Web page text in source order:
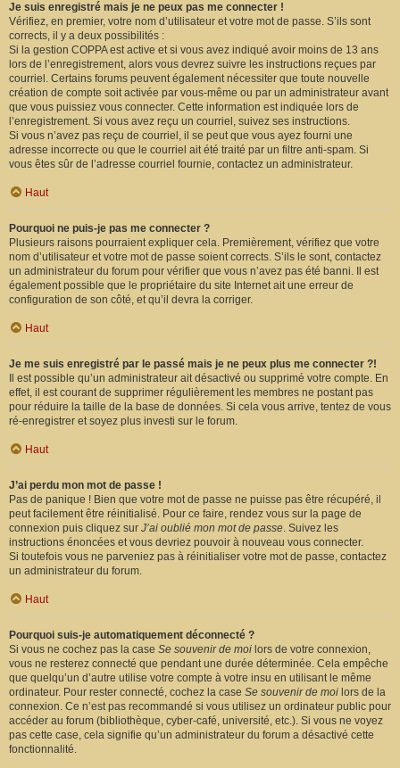
Je suis enregistré mais je ne peux pas me connecter !
Vérifiez, en premier, votre nom d’utilisateur et votre mot de passe. S’ils sont
corrects, il y a deux possibilités :
Si la gestion COPPA est active et si vous avez indiqué avoir moins de 13 ans
lors de l’enregistrement, alors vous devrez suivre les instructions reçues par
courriel. Certains forums peuvent également nécessiter que toute nouvelle
création de compte soit activée par vous-même ou par un administrateur avant
que vous puissiez vous connecter. Cette information est indiquée lors de
l’enregistrement. Si vous avez reçu un courriel, suivez ses instructions.
Si vous n’avez pas reçu de courriel, il se peut que vous ayez fourni une
adresse incorrecte ou que le courriel ait été traité par un filtre anti-spam. Si
vous êtes sûr de l’adresse courriel fournie, contactez un administrateur.
Haut
Pourquoi ne puis-je pas me connecter ?
Plusieurs raisons pourraient expliquer cela. Premièrement, vérifiez que votre
nom d’utilisateur et votre mot de passe soient corrects. S’ils le sont, contactez
un administrateur du forum pour vérifier que vous n’avez pas été banni. Il est
également possible que le propriétaire du site Internet ait une erreur de
configuration de son côté, et qu’il devra la corriger.
Haut
Je me suis enregistré par le passé mais je ne peux plus me connecter ?!
Il est possible qu’un administrateur ait désactivé ou supprimé votre compte. En
effet, il est courant de supprimer régulièrement les membres ne postant pas
pour réduire la taille de la base de données. Si cela vous arrive, tentez de vous
ré-enregistrer et soyez plus investi sur le forum.
Haut
J’ai perdu mon mot de passe !
Pas de panique ! Bien que votre mot de passe ne puisse pas être récupéré, il
peut facilement être réinitialisé. Pour ce faire, rendez vous sur la page de
connexion puis cliquez sur J’ai oublié mon mot de passe. Suivez les
instructions énoncées et vous devriez pouvoir à nouveau vous connecter.
Si toutefois vous ne parveniez pas à réinitialiser votre mot de passe, contactez
un administrateur du forum.
Haut
Pourquoi suis-je automatiquement déconnecté ?
Si vous ne cochez pas la case Se souvenir de moi lors de votre connexion,
vous ne resterez connecté que pendant une durée déterminée. Cela empêche
que quelqu’un d’autre utilise votre compte à votre insu en utilisant le même
ordinateur. Pour rester connecté, cochez la case Se souvenir de moi lors de la
connexion. Ce n’est pas recommandé si vous utilisez un ordinateur public pour
accéder au forum (bibliothèque, cyber-café, université, etc.). Si vous ne voyez
pas cette case, cela signifie qu’un administrateur du forum a désactivé cette
fonctionnalité.